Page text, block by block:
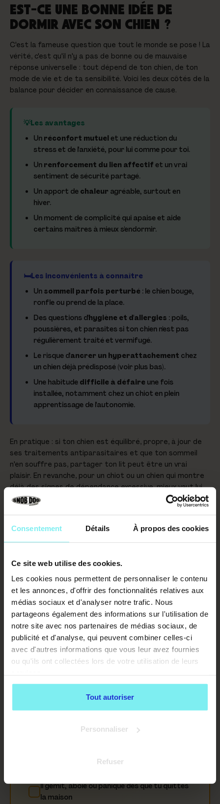
Consentement Détails À propos des cookies
Ce site web utilise des cookies.
Les cookies nous permettent de personnaliser le contenu
et les annonces, d'offrir des fonctionnalités relatives aux
médias sociaux et d'analyser notre trafic. Nous
partageons également des informations sur l'utilisation de
notre site avec nos partenaires de médias sociaux, de
publicité et d'analyse, qui peuvent combiner celles-ci
avec d'autres informations que vous leur avez fournies
ou qu'ils ont collectées lors de votre utilisation de leurs
Tout autoriser
Personnaliser
Refuser
EST-CE UNE BONNE IDÉE DE
DORMIR AVEC SON CHIEN ?
C'est la fameuse question que tout le monde se pose ! La
vérité, c'est qu'il n'y a pas de bonne ou de mauvaise
réponse universelle : tout dépend de ton chien, de ton
mode de vie et de ta sensibilité. Voici les deux côtés de la
balance pour décider en connaissance de cause.
Les avantages
Un réconfort mutuel et une réduction du
stress et de l'anxiété, pour lui comme pour toi.
Un renforcement du lien affectif et un vrai
sentiment de sécurité partagé.
Un apport de chaleur agréable, surtout en
hiver.
Un moment de complicité qui apaise et aide
certains maîtres à mieux s'endormir.
Les inconvénients à connaître
Un sommeil parfois perturbé : le chien bouge,
ronfle ou prend de la place.
Des questions d'hygiène et d'allergies : poils,
poussières, et parasites si ton chien n'est pas
régulièrement traité et vermifugé.
Le risque d'ancrer un hyperattachement chez
un chien déjà prédisposé (voir plus bas).
Une habitude difficile à défaire une fois
installée, notamment chez un chiot en plein
apprentissage de l'autonomie.
En pratique : si ton chien est équilibré, propre, à jour de
ses traitements antiparasitaires et que ton sommeil
n'en souffre pas, partager ton lit peut être un vrai
plaisir. En revanche, pour un chiot ou un chien qui montre
déjà des signes de dépendance excessive, mieux vaut lui
apprendre à dormir dans son propre couchage.
QUAND FAUT-IL S'INQUIÉTER ?
HYPERATTACHEMENT ET ANXIÉTÉ
DE SÉPARATION
Se coller pour dormir est normal et sain dans l'immense
majorité des cas. Mais lorsque ce besoin de contact
devient permanent et anxieux, il peut cacher un
hyperattachement : le chien ne supporte plus d'être
séparé de toi, même quelques instants. Ce trouble,
souvent lié à l'anxiété de séparation, mérite d'être pris
au sérieux.
/5 signes cochés
même pour quelques secondes
Il gémit, aboie ou panique dès que tu quittes
la maison